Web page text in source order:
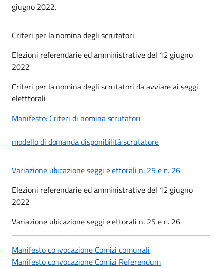
giugno 2022.
Criteri per la nomina degli scrutatori
Elezioni referendarie ed amministrative del 12 giugno
2022
Criteri per la nomina degli scrutatori da avviare ai seggi
eletttorali
Manifesto: Criteri di nomina scrutatori
modello di domanda disponibilità scrutatore
Variazione ubicazione seggi elettorali n. 25 e n. 26
Elezioni referendarie ed amministrative del 12 giugno
2022
Variazione ubicazione seggi elettorali n. 25 e n. 26
Manifesto convocazione Comizi comunali
Manifesto convocazione Comizi Referendum